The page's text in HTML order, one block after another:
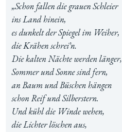
„Schon fallen die grauen Schleier
ins Land hinein,
es dunkelt der Spiegel im Weiher,
die Krähen schrei’n.
Die kalten Nächte werden länger,
Sommer und Sonne sind fern,
an Baum und Büschen hängen
schon Reif und Silberstern.
Und kühl die Winde wehen,
die Lichter löschen aus,